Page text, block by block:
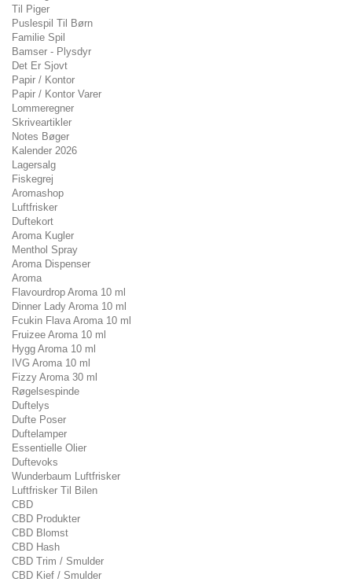
Til Piger
Puslespil Til Børn
Familie Spil
Bamser - Plysdyr
Det Er Sjovt
Papir / Kontor
Papir / Kontor Varer
Lommeregner
Skriveartikler
Notes Bøger
Kalender 2026
Lagersalg
Fiskegrej
Aromashop
Luftfrisker
Duftekort
Aroma Kugler
Menthol Spray
Aroma Dispenser
Aroma
Flavourdrop Aroma 10 ml
Dinner Lady Aroma 10 ml
Fcukin Flava Aroma 10 ml
Fruizee Aroma 10 ml
Hygg Aroma 10 ml
IVG Aroma 10 ml
Fizzy Aroma 30 ml
Røgelsespinde
Duftelys
Dufte Poser
Duftelamper
Essentielle Olier
Duftevoks
Wunderbaum Luftfrisker
Luftfrisker Til Bilen
CBD
CBD Produkter
CBD Blomst
CBD Hash
CBD Trim / Smulder
CBD Kief / Smulder